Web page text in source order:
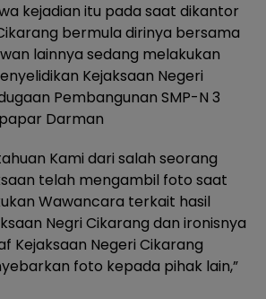
kejadian itu pada saat dikantor
bermula dirinya bersama
lainnya sedang melakukan
Kejaksaan Negeri
Pembangunan SMP-N 3
Darman
Kami dari salah seorang
telah mengambil foto saat
Wawancara terkait hasil
Negri Cikarang dan ironisnya
Kejaksaan Negeri Cikarang
foto kepada pihak lain,”